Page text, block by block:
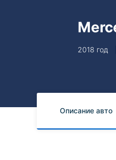
2018 год
Описание авто